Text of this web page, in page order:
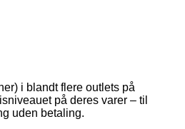
i blandt flere outlets på
på deres varer – til
uden betaling.